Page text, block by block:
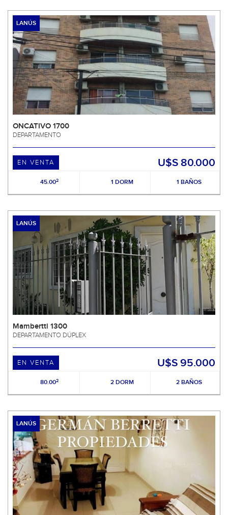
LANÚS
ONCATIVO 1700
DEPARTAMENTO
EN VENTA U$S 80.000
45.002 1 DORM 1 BAÑOS
LANÚS
Mambertti 1300
DEPARTAMENTO DÚPLEX
EN VENTA U$S 95.000
80.002 2 DORM 2 BAÑOS
LANÚS